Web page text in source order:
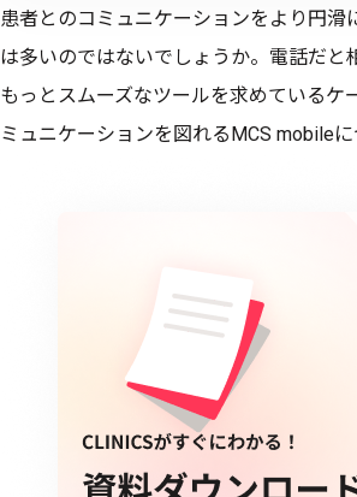
患者とのコミュニケーションをより円
は多いのではないでしょうか。電話だ
もっとスムーズなツールを求めている
ミュニケーションを図れるMCS mobile